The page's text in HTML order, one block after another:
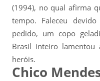
(1994), no qual afirma
tempo. Faleceu
pedido, um copo
Brasil inteiro
heróis.
Chico